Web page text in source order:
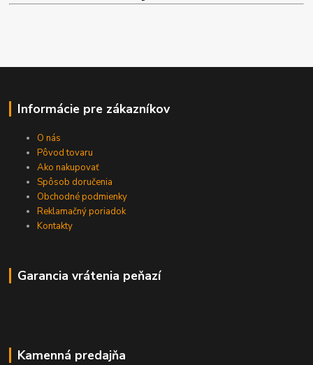
Informácie pre zákazníkov
O nás
Pôvod tovaru
Ako nakupovať
Spôsob doručenia
Obchodné podmienky
Reklamačný poriadok
Kontakty
Garancia vrátenia peňazí
Kamenná predajňa